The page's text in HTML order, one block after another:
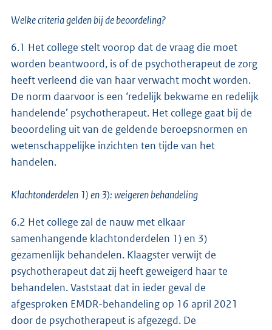
Welke criteria gelden bij de beoordeling?
6.1 Het college stelt voorop dat de vraag die moet
worden beantwoord, is of de psychotherapeut de zorg
heeft verleend die van haar verwacht mocht worden.
De norm daarvoor is een ‘redelijk bekwame en redelijk
handelende’ psychotherapeut. Het college gaat bij de
beoordeling uit van de geldende beroepsnormen en
wetenschappelijke inzichten ten tijde van het
handelen.
Klachtonderdelen 1) en 3): weigeren behandeling
6.2 Het college zal de nauw met elkaar
samenhangende klachtonderdelen 1) en 3)
gezamenlijk behandelen. Klaagster verwijt de
psychotherapeut dat zij heeft geweigerd haar te
behandelen. Vaststaat dat in ieder geval de
afgesproken EMDR-behandeling op 16 april 2021
door de psychotherapeut is afgezegd. De